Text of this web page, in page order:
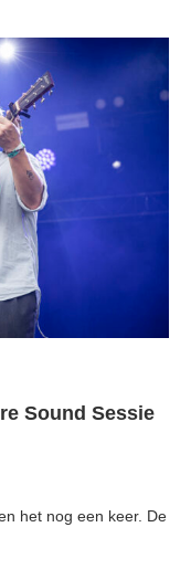
Sound Sessie
het nog een keer. De